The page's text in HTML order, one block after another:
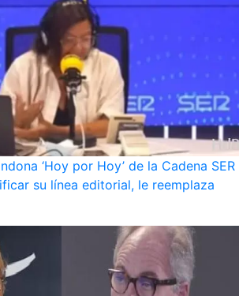
‘Hoy por Hoy’ de la Cadena SER
su línea editorial, le reemplaza